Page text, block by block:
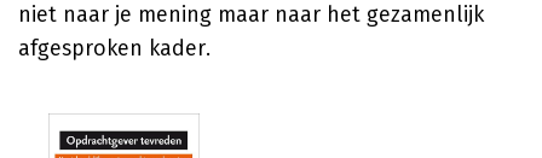
niet naar je mening maar naar het gezamenlijk
afgesproken kader.